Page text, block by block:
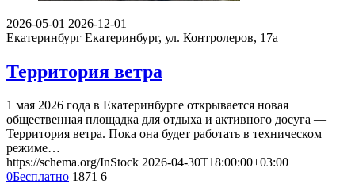
2026-05-01 2026-12-01
Екатеринбург Екатеринбург, ул. Контролеров, 17а
Территория ветра
1 мая 2026 года в Екатеринбурге открывается новая
общественная площадка для отдыха и активного досуга —
Территория ветра. Пока она будет работать в техническом
режиме…
https://schema.org/InStock 2026-04-30T18:00:00+03:00
0Бесплатно 1871 6